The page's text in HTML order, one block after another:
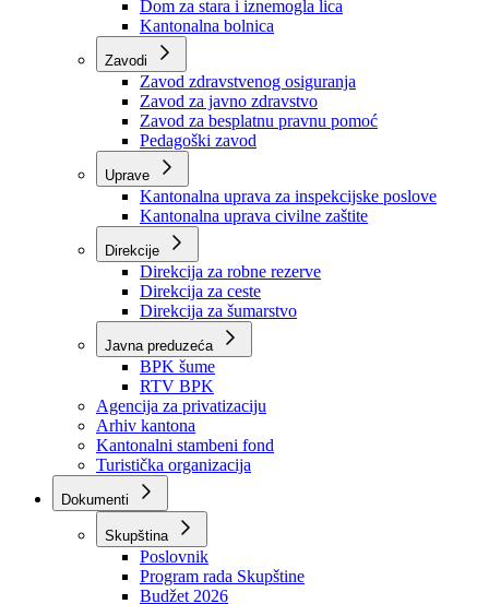
Ustanove
Centar za socijalni rad
Dom za stara i iznemogla lica
Kantonalna bolnica
Zavodi
Zavod zdravstvenog osiguranja
Zavod za javno zdravstvo
Zavod za besplatnu pravnu pomoć
Pedagoški zavod
Kantonalna uprava za inspekcijske poslove
Kantonalna uprava civilne zaštite
Direkcije
Direkcija za robne rezerve
Direkcija za ceste
Direkcija za šumarstvo
Javna preduzeća
BPK šume
RTV BPK
Agencija za privatizaciju
Arhiv kantona
Kantonalni stambeni fond
Turistička organizacija
Dokumenti
Skupština